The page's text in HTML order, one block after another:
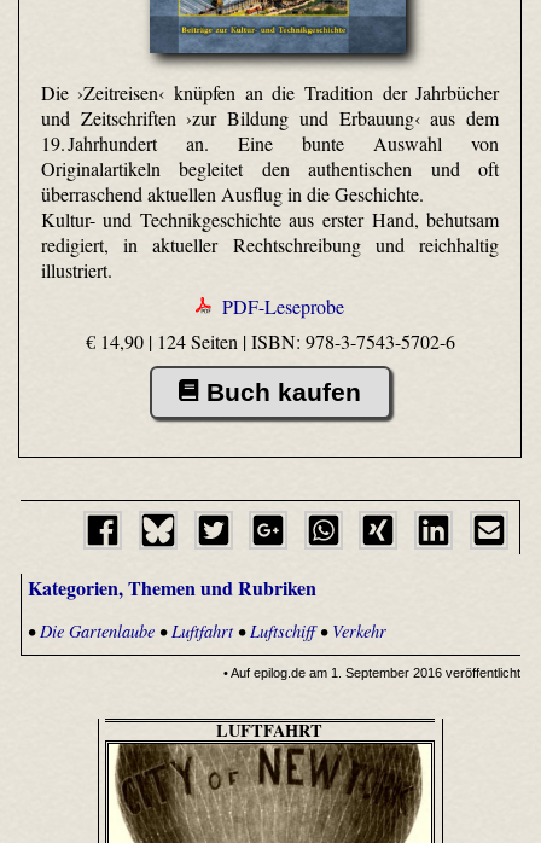
Die ›Zeitreisen‹ knüpfen an die Tradition der Jahrbücher
und Zeitschriften ›zur Bildung und Erbauung‹ aus dem
19. Jahrhundert an. Eine bunte Auswahl von
Originalartikeln begleitet den authentischen und oft
überraschend aktuellen Ausflug in die Geschichte.
Kultur- und Technikgeschichte aus erster Hand, behutsam
redigiert, in aktueller Rechtschreibung und reichhaltig
illustriert.
PDF-Leseprobe
€ 14,90 | 124 Seiten |ISBN: 978-3-7543-5702-6
Buch kaufen
Kategorien, Themen und Rubriken
•Die Gartenlaube•Luftfahrt•Luftschiff• Verkehr
• Auf epilog.de am 1. September 2016 veröffentlicht
LUFTFAHRT